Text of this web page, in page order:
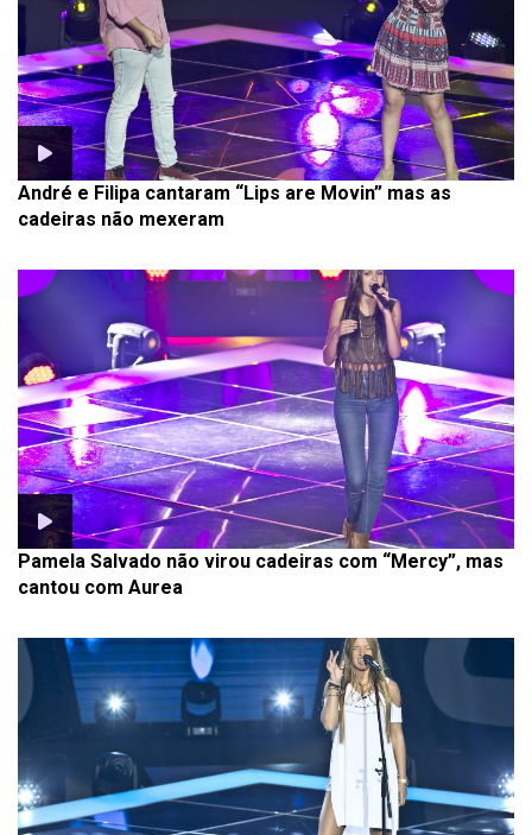
André e Filipa cantaram “Lips are Movin” mas as
cadeiras não mexeram
Pamela Salvado não virou cadeiras com “Mercy”, mas
cantou com Aurea